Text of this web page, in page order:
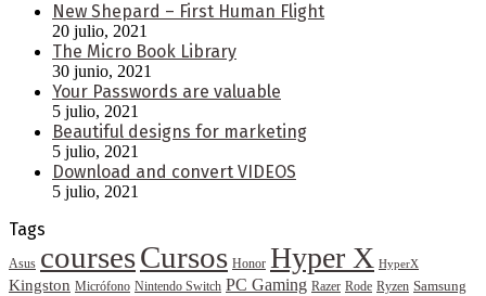
New Shepard – First Human Flight
20 julio, 2021
The Micro Book Library
30 junio, 2021
Your Passwords are valuable
5 julio, 2021
Beautiful designs for marketing
5 julio, 2021
Download and convert VIDEOS
5 julio, 2021
Tags
Asus coursesCursos Honor Hyper X HyperX
Kingston Micrófono Nintendo Switch PC Gaming Razer Rode Ryzen Samsung